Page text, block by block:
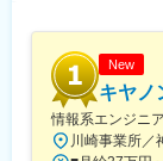
（MATLAB
(2)ロボット
産業用ロボ
(3)航空機・
タなど
New
キヤノ
情報系エンジニ